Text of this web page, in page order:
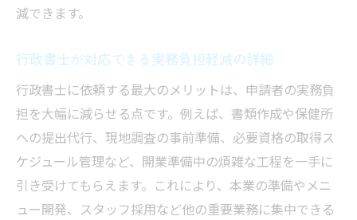
減できます。
行政書士が対応できる実務負担軽減の詳細
行政書士に依頼する最大のメリットは、申請者の実務負
担を大幅に減らせる点です。例えば、書類作成や保健所
への提出代行、現地調査の事前準備、必要資格の取得ス
ケジュール管理など、開業準備中の煩雑な工程を一手に
引き受けてもらえます。これにより、本業の準備やメニ
ュー開発、スタッフ採用など他の重要業務に集中できる